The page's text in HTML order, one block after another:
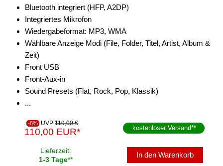
Verstärker-Zubehör
Vorverstärkeradapter
Wechsler-Zubehör
Werkstatt
Bluetooth integriert (HFP, A2DP)
Integriertes Mikrofon
Wiedergabeformat: MP3, WMA
Wählbare Anzeige Modi (File, Folder, Titel, Artist, Album &
Zeit)
Front USB
Front-Aux-in
Sound Presets (Flat, Rock, Pop, Klassik)
...
-8% UVP 119,00 €
110,00 EUR* kostenloser Versand**
Lieferzeit:
1-3 Tage**
In den Warenkorb